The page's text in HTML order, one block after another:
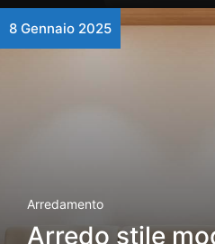
8 Gennaio 2025
Arredamento
Arredo stile